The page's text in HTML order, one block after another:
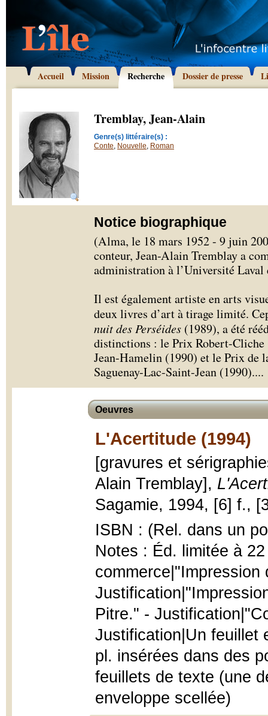
Accueil Mission Recherche Dossier de presse
Tremblay, Jean-Alain
Genre(s) littéraire(s) :
Conte, Nouvelle, Roman
Notice biographique
(Alma, le 18 mars 1952 - 9 juin
conteur, Jean-Alain Tremblay a
administration à l’Université Laval
Il est également artiste en arts
deux livres d’art à tirage limité.
nuit des Perséides (1989), a été
distinctions : le Prix Robert-Cliche
Jean-Hamelin (1990) et le Prix de
Saguenay-Lac-Saint-Jean (1990)....
Oeuvres
L'Acertitude (1994)
[gravures et
Alain Tremblay],
Sagamie, 1994, [6] f.,
ISBN : (Rel. dans un
Notes : Éd. limitée à
Pitre." -
Justification|Un feuillet
pl. insérées dans des
feuillets de texte (une
enveloppe scellée)